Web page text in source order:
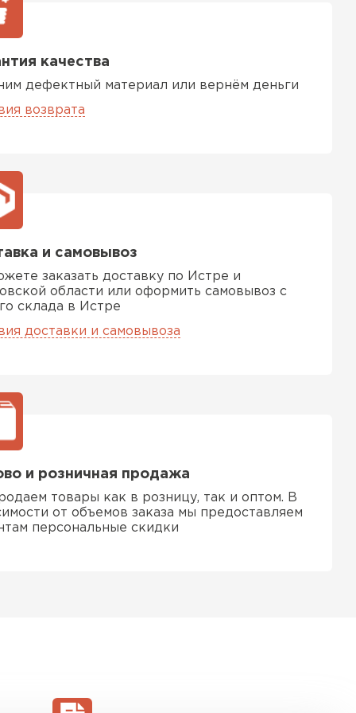
качества
дефектный материал или вернём деньги
возврата
и самовывоз
заказать доставку по Истре и
области или оформить самовывоз с
склада в Истре
доставки и самовывоза
и розничная продажа
товары как в розницу, так и оптом. В
от объемов заказа мы предоставляем
персональные скидки